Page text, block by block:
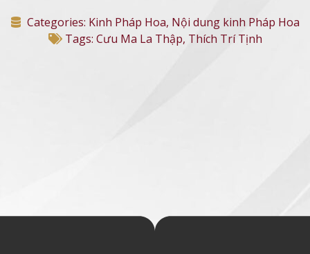
Categories: Kinh Pháp Hoa, Nội dung kinh Pháp Hoa
Tags: Cưu Ma La Thập, Thích Trí Tịnh